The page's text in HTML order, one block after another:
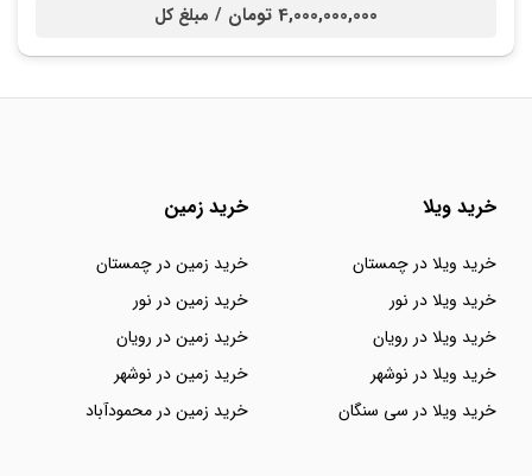
4,000,000,000 تومان / مبلغ کل
خرید ویلا
خرید ویلا در چمستان
خرید ویلا در نور
خرید ویلا در رویان
خرید ویلا در نوشهر
خرید ویلا در سی سنگان
خرید زمین
خرید زمین در چمستان
خرید زمین در نور
خرید زمین در رویان
خرید زمین در نوشهر
خرید زمین در محمودآباد